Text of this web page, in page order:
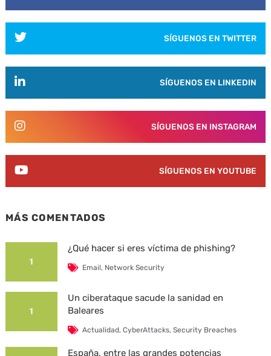
SÍGUENOS EN TWITTER
SÍGUENOS EN LINKEDIN
SÍGUENOS EN INSTAGRAM
SÍGUENOS EN YOUTUBE
MÁS COMENTADOS
1
¿Qué hacer si eres víctima de phishing?
Email, Network Security
1
Un ciberataque sacude la sanidad en
Baleares
Actualidad,CyberAttacks,Security Breaches
España, entre las grandes potencias